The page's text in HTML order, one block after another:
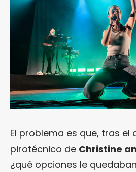
El problema es que, tras el
pirotécnico de Christine
¿qué opciones le